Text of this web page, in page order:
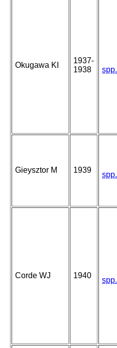
Okugawa KI
1937-
1938
spp.
Gieysztor M 1939
spp.
Corde WJ 1940
spp.